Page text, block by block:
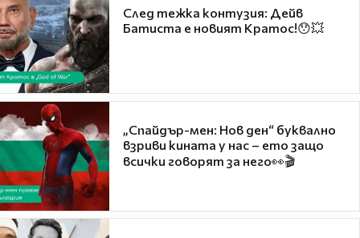
След тежка контузия: Дейв
Батиста е новият Кратос!😯💥
„Спайдър-мен: Нов ден“ буквално
взриви кината у нас – ето защо
всички говорят за него👀🎬